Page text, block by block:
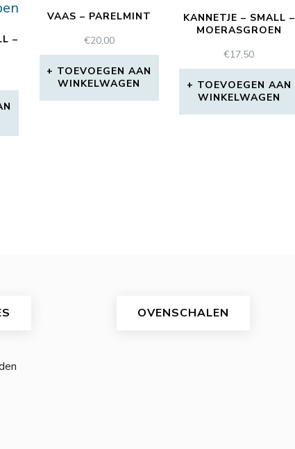
–
VAAS – PARELMINT
€20,00
TOEVOEGEN AAN
WINKELWAGEN
KANNETJE – SMALL –
MOERASGROEN
€17,50
TOEVOEGEN AAN
WINKELWAGEN
OVENSCHALEN